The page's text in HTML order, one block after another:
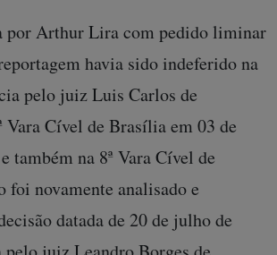
por Arthur Lira com pedido liminar
havia sido indeferido na
pelo juiz Luis Carlos de
Vara Cível de Brasília em 03 de
também na 8ª Vara Cível de
foi novamente analisado e
datada de 20 de julho de